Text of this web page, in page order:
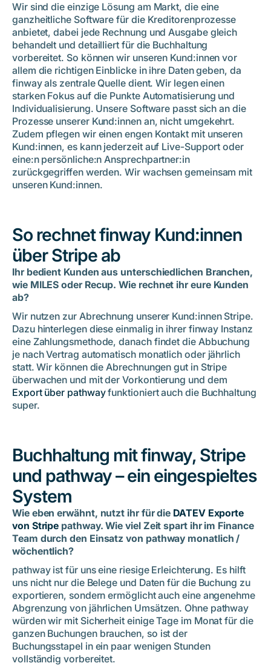
Wir sind die einzige Lösung am Markt, die eine
ganzheitliche Software für die Kreditorenprozesse
anbietet, dabei jede Rechnung und Ausgabe gleich
behandelt und detailliert für die Buchhaltung
vorbereitet. So können wir unseren Kund:innen vor
allem die richtigen Einblicke in ihre Daten geben, da
finway als zentrale Quelle dient. Wir legen einen
starken Fokus auf die Punkte Automatisierung und
Individualisierung. Unsere Software passt sich an die
Prozesse unserer Kund:innen an, nicht umgekehrt.
Zudem pflegen wir einen engen Kontakt mit unseren
Kund:innen, es kann jederzeit auf Live-Support oder
eine:n persönliche:n Ansprechpartner:in
zurückgegriffen werden. Wir wachsen gemeinsam mit
unseren Kund:innen.
So rechnet finway Kund:innen
über Stripe ab
Ihr bedient Kunden aus unterschiedlichen Branchen,
wie MILES oder Recup. Wie rechnet ihr eure Kunden
ab?
Wir nutzen zur Abrechnung unserer Kund:innen Stripe.
Dazu hinterlegen diese einmalig in ihrer finway Instanz
eine Zahlungsmethode, danach findet die Abbuchung
je nach Vertrag automatisch monatlich oder jährlich
statt. Wir können die Abrechnungen gut in Stripe
überwachen und mit der Vorkontierung und dem
Export über pathwayfunktioniert auch die Buchhaltung
super.
Buchhaltung mit finway, Stripe
und pathway – ein eingespieltes
System
Wie eben erwähnt, nutzt ihr für die DATEV Exporte
von Stripe pathway. Wie viel Zeit spart ihr im Finance
Team durch den Einsatz von pathway monatlich /
wöchentlich?
pathway ist für uns eine riesige Erleichterung. Es hilft
uns nicht nur die Belege und Daten für die Buchung zu
exportieren, sondern ermöglicht auch eine angenehme
Abgrenzung von jährlichen Umsätzen. Ohne pathway
würden wir mit Sicherheit einige Tage im Monat für die
ganzen Buchungen brauchen, so ist der
Buchungsstapel in ein paar wenigen Stunden
vollständig vorbereitet.